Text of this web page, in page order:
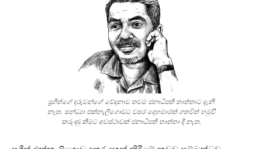
ප්‍රගීත්ගේ දරුවන්ගේ වේදනාව තවම ජනාධිපති තාත්තාට දැනී
නැත. සන්ධ්‍යා එක්නැලිගොඩට වසර දෙහමාරක් ගතවිත් හමුව‍ි
කරුණු කීමට අවස්ථාවක් ජනාධිපති තාත්තා දී නැත.